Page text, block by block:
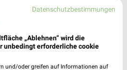
Angebote: 1 Prospekt
Hattingen
Platz 1
Datenschutzbestimmungen
„Ablehnen“ wird die
unbedingt erforderliche cookie
und/oder greifen auf Informationen auf